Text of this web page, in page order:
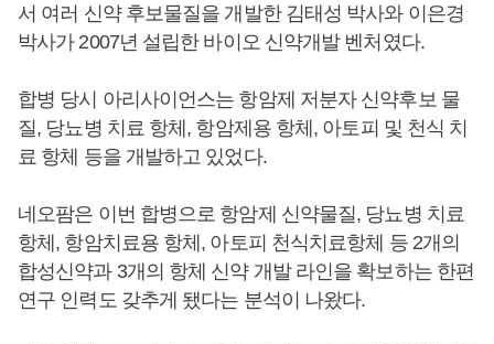
서 여러 신약 후보물질을 개발한 김태성 박사와 이은경
박사가 2007년 설립한 바이오 신약개발 벤처였다.
합병 당시 아리사이언스는 항암제 저분자 신약후보 물
질, 당뇨병 치료 항체, 항암제용 항체, 아토피 및 천식 치
료 항체 등을 개발하고 있었다.
네오팜은 이번 합병으로 항암제 신약물질, 당뇨병 치료
항체, 항암치료용 항체, 아토피 천식치료항체 등 2개의
합성신약과 3개의 항체 신약 개발 라인을 확보하는 한편
연구 인력도 갖추게 됐다는 분석이 나왔다.